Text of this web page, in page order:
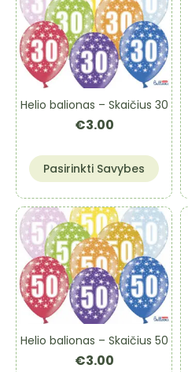
Helio balionas – Skaičius 30
€3.00
Pasirinkti Savybes
This
product
has
multiple
variants.
The
options
may
be
chosen
on
the
product
Helio balionas – Skaičius 50
€3.00